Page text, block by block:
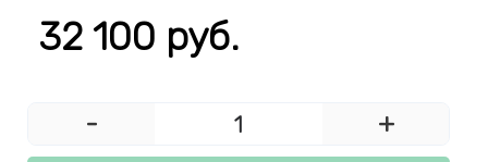
32 100 руб.
- +